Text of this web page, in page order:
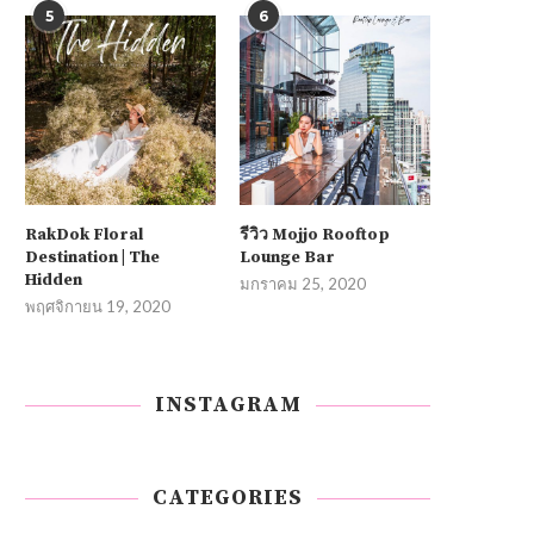
5
RakDok Floral
Destination | The
Hidden
พฤศจิกายน 19, 2020
6
รีวิว Mojjo Rooftop
Lounge Bar
มกราคม 25, 2020
INSTAGRAM
CATEGORIES